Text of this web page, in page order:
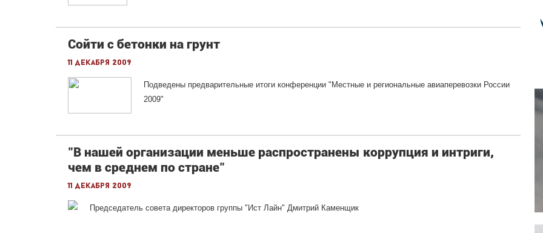
Сойти с бетонки на грунт
11 декабря 2009
Подведены предварительные итоги конференции "Местные и региональные авиаперевозки России
2009"
"В нашей организации меньше распространены коррупция и интриги,
чем в среднем по стране"
11 декабря 2009
Председатель совета директоров группы "Ист Лайн" Дмитрий Каменщик